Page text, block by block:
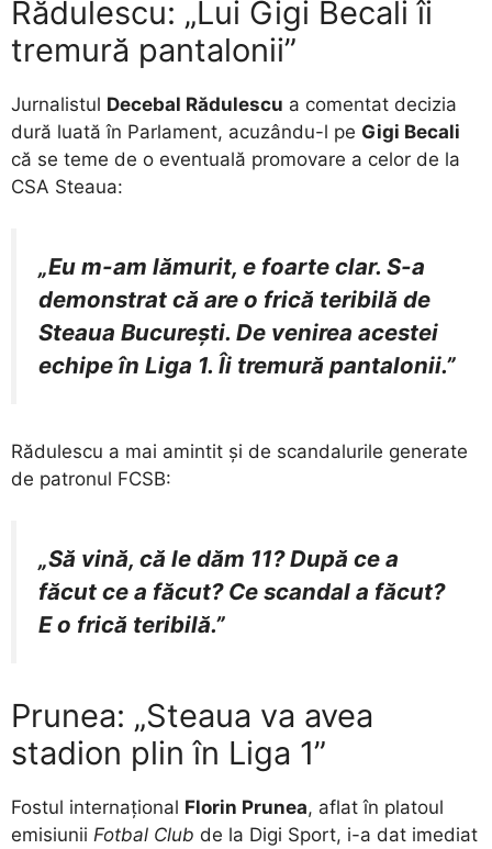
Rădulescu: „Lui Gigi Becali îi
tremură pantalonii”
Jurnalistul Decebal Rădulescu a comentat decizia
dură luată în Parlament, acuzându-l pe Gigi Becali
că se teme de o eventuală promovare a celor de la
CSA Steaua:
„Eu m-am lămurit, e foarte clar. S-a
demonstrat că are o frică teribilă de
Steaua București. De venirea acestei
echipe în Liga 1. Îi tremură pantalonii.”
Rădulescu a mai amintit și de scandalurile generate
de patronul FCSB:
„Să vină, că le dăm 11? După ce a
făcut ce a făcut? Ce scandal a făcut?
E o frică teribilă.”
Prunea: „Steaua va avea
stadion plin în Liga 1”
Fostul internațional Florin Prunea, aflat în platoul
emisiunii Fotbal Club de la Digi Sport, i-a dat imediat